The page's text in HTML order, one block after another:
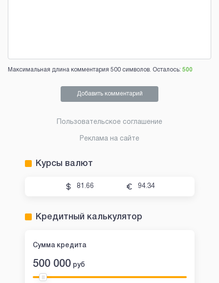
Максимальная длина комментария 500 символов. Осталось: 500
Добавить комментарий
Пользовательское соглашение
Реклама на сайте
Курсы валют
81.66 94.34
Кредитный калькулятор
Сумма кредита
500 000 руб